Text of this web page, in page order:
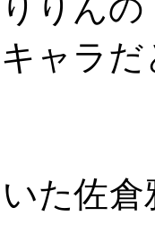
りん
ャラ
た佐